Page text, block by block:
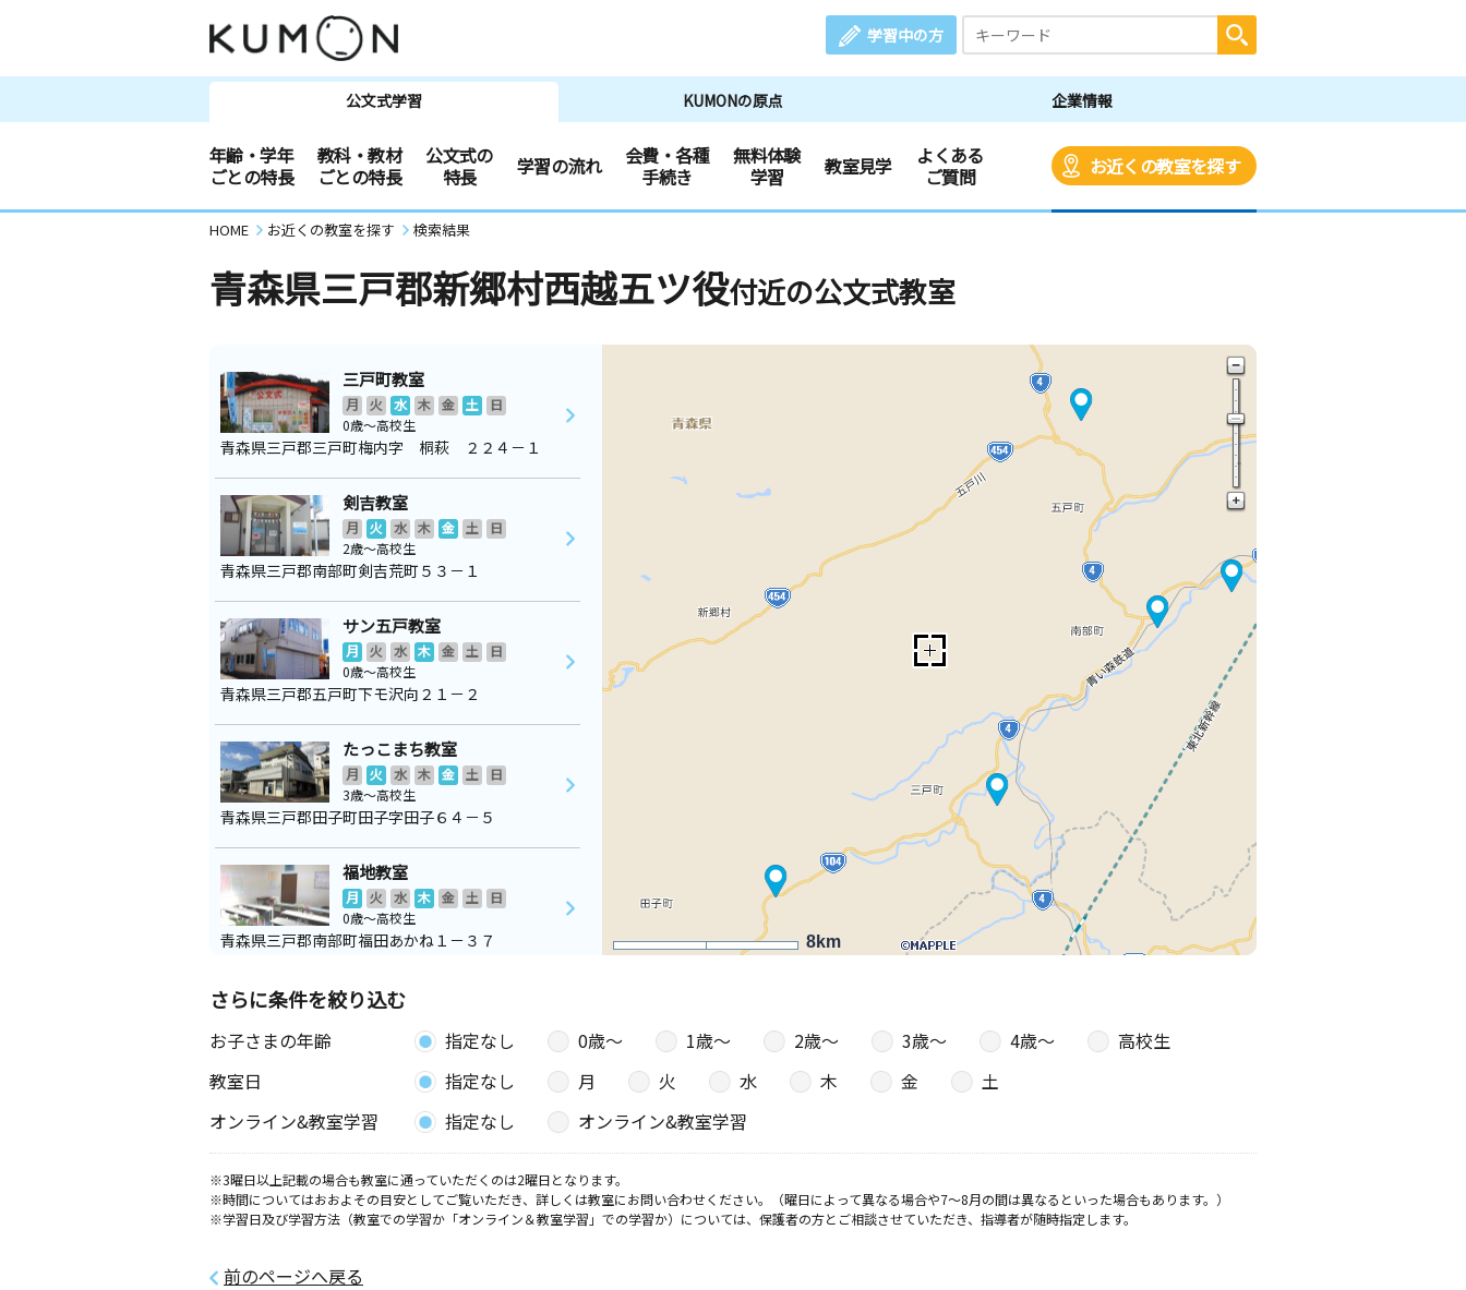
学習中の方
公文式学習 KUMONの原点 企業情報
年齢・学年
ごとの特長
教科・教材
ごとの特長
公文式の
特長
学習の流れ
会費・各種
手続き
無料体験
学習
教室見学
よくある
ご質問
お近くの教室を探す
HOME お近くの教室を探す 検索結果
青森県三戸郡新郷村西越五ツ役付近の公文式教室
8km
三戸町教室
月 火 水 木 金 土
日
0歳～高校生
青森県三戸郡三戸町梅内字 桐萩 ２２４－１
剣吉教室
月 火 水 木 金 土
日
2歳～高校生
青森県三戸郡南部町剣吉荒町５３－１
サン五戸教室
月 火 水 木 金 土
日
0歳～高校生
青森県三戸郡五戸町下モ沢向２１－２
たっこまち教室
月 火 水 木 金 土
日
3歳～高校生
青森県三戸郡田子町田子字田子６４－５
福地教室
月 火 水 木 金 土
日
0歳～高校生
青森県三戸郡南部町福田あかね１－３７
さらに条件を絞り込む
お子さまの年齢 指定なし 0歳〜 1歳〜 2歳〜 3歳〜 4歳〜
高校生
教室日
指定なし 月 火 水 木 金
土
オンライン&教室学習
指定なし オンライン&教室学習
※3曜日以上記載の場合も教室に通っていただくのは2曜日となります。
※時間についてはおおよその目安としてご覧いただき、詳しくは教室にお問い合わせください。（曜日によって異なる場合や7～8月の間は異なるといった場合もあります。）
※学習日及び学習方法（教室での学習か「オンライン＆教室学習」での学習か）については、保護者の方とご相談させていただき、指導者が随時指定します。
前のページへ戻る